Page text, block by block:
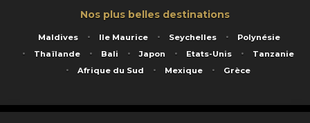
Nos plus belles destinations
Maldives Ile Maurice Seychelles
Polynésie
Thaïlande
Bali Japon Etats-Unis
Tanzanie
Afrique du Sud
Mexique Grèce